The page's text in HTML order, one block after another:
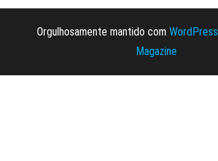
Orgulhosamente mantido com WordPress
Magazine